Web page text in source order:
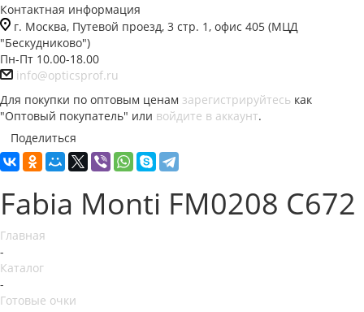
Контактная информация
г. Москва, Путевой проезд, 3 стр. 1, офис 405 (МЦД
"Бескудниково")
Пн-Пт 10.00-18.00
info@opticsprof.ru
Для покупки по оптовым ценам зарегистрируйтесь как
"Оптовый покупатель" или войдите в аккаунт.
Поделиться
Fabia Monti FM0208 C672
Главная
-
Каталог
-
Готовые очки